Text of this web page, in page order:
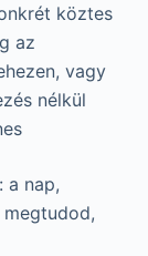
köztes
az
vagy
nélkül
a nap,